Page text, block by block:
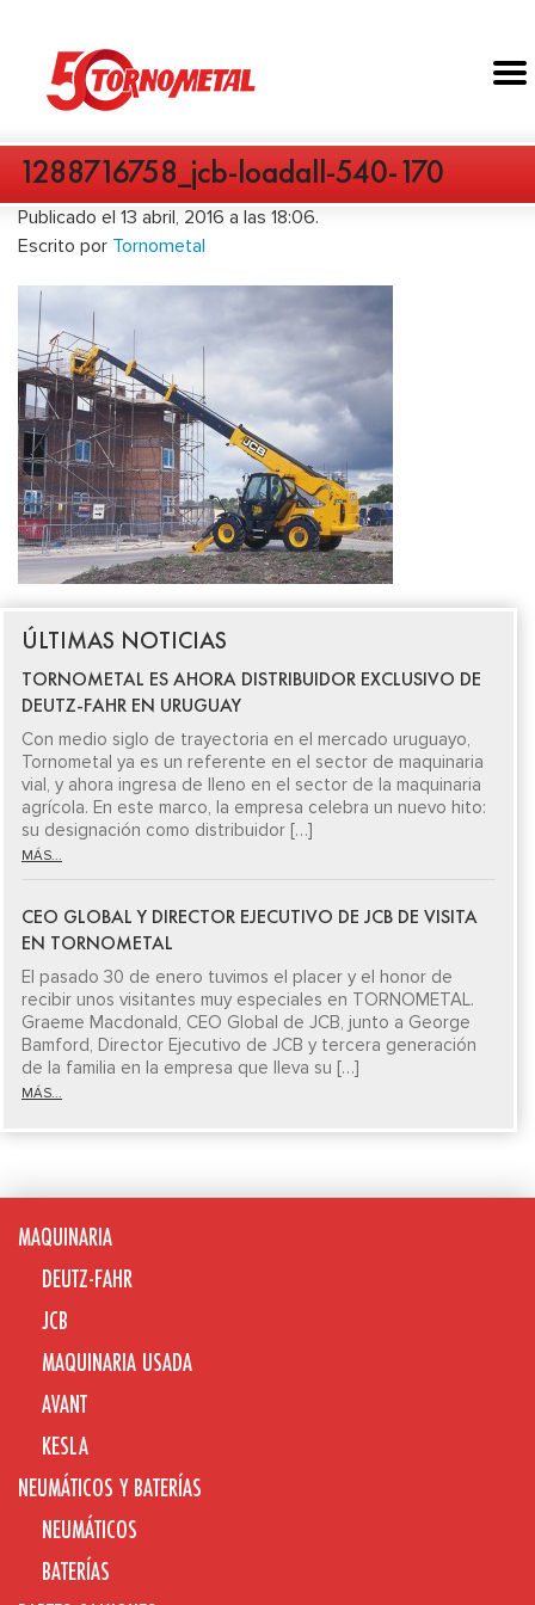
1288716758_jcb-loadall-540-170
Publicado el 13 abril, 2016 a las 18:06.
Escrito por Tornometal
ÚLTIMAS NOTICIAS
TORNOMETAL ES AHORA DISTRIBUIDOR EXCLUSIVO DE
DEUTZ-FAHR EN URUGUAY
Con medio siglo de trayectoria en el mercado uruguayo,
Tornometal ya es un referente en el sector de maquinaria
vial, y ahora ingresa de lleno en el sector de la maquinaria
agrícola. En este marco, la empresa celebra un nuevo hito:
su designación como distribuidor […]
MÁS...
CEO GLOBAL Y DIRECTOR EJECUTIVO DE JCB DE VISITA
EN TORNOMETAL
El pasado 30 de enero tuvimos el placer y el honor de
recibir unos visitantes muy especiales en TORNOMETAL.
Graeme Macdonald, CEO Global de JCB, junto a George
Bamford, Director Ejecutivo de JCB y tercera generación
de la familia en la empresa que lleva su […]
MÁS...
MAQUINARIA
DEUTZ-FAHR
JCB
MAQUINARIA USADA
AVANT
KESLA
NEUMÁTICOS Y BATERÍAS
NEUMÁTICOS
BATERÍAS